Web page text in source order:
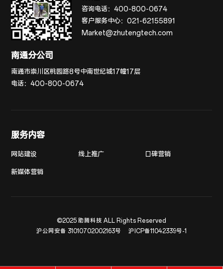
咨询电话：400-800-0674
客户服务中心：021-62155891
Market@zhutengtech.com
南通分公司
南通市崇川区桃园路8号中南世纪城17幢17层
电话：400-800-0674
服务内容
网站建设 线上推广 口碑营销
新媒体营销
©2025 助腾科技 ALL Rights Reserved
沪公网安备 31010702002163号
沪ICP备11042339号-1